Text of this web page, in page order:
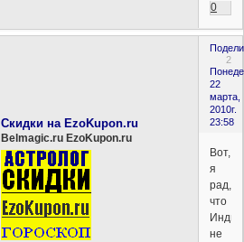
0
2
22
марта,
2010г.
23:58
Скидки на EzoKupon.ru
Belmagic.ru EzoKupon.ru
Вот,
я
рад,
что
Индия
не